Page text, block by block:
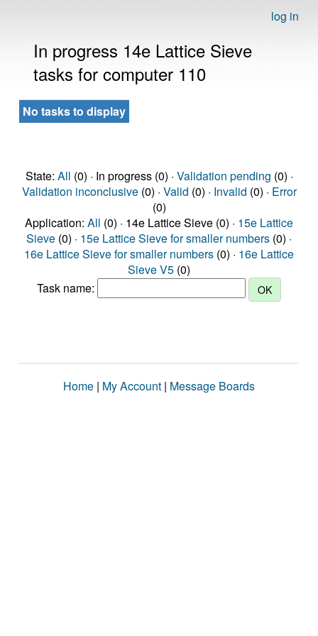
log in
In progress 14e Lattice Sieve
tasks for computer 110
No tasks to display
State: All (0) · In progress (0) · Validation pending (0) ·
Validation inconclusive(0) · Valid (0) · Invalid (0) · Error
(0)
Application: All (0) · 14e Lattice Sieve (0) · 15e Lattice
Sieve (0) · 15e Lattice Sieve for smaller numbers (0) ·
16e Lattice Sieve for smaller numbers (0) · 16e Lattice
Sieve V5 (0)
Task name:
Home | My Account | Message Boards